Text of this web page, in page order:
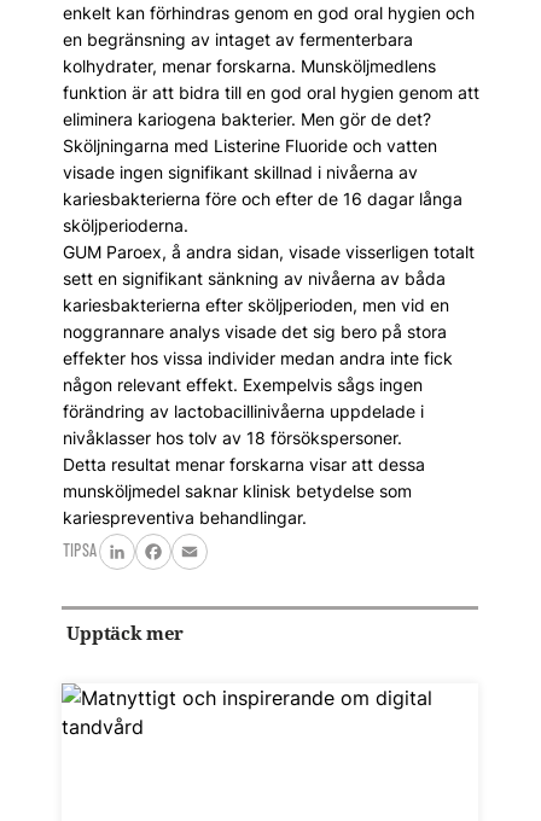
enkelt kan förhindras genom en god oral hygien och
en begränsning av intaget av fermenterbara
kolhydrater, menar forskarna. Munsköljmedlens
funktion är att bidra till en god oral hygien genom att
eliminera kariogena bakterier. Men gör de det?
Sköljningarna med Listerine Fluoride och vatten
visade ingen signifikant skillnad i nivåerna av
kariesbakterierna före och efter de 16 dagar långa
sköljperioderna.
GUM Paroex, å andra sidan, visade visserligen totalt
sett en signifikant sänkning av nivåerna av båda
kariesbakterierna efter sköljperioden, men vid en
noggrannare analys visade det sig bero på stora
effekter hos vissa individer medan andra inte fick
någon relevant effekt. Exempelvis sågs ingen
förändring av lactobacillinivåerna uppdelade i
nivåklasser hos tolv av 18 försökspersoner.
Detta resultat menar forskarna visar att dessa
munsköljmedel saknar klinisk betydelse som
kariespreventiva behandlingar.
TIPSA
LinkedInFacebook
Email
Upptäck mer